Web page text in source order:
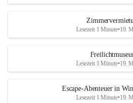
Lesezeit 1 Minute•19.
Lesezeit 1 Minute•19.
Escape-Abenteuer in
Lesezeit 1 Minute•19.